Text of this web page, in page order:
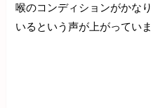
喉のコンディションがかな
いるという声が上がっていま